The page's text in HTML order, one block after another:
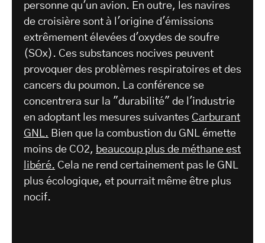
personne qu'un avion. En outre, les navires
de croisière sont à l'origine d'émissions
extrêmement élevées d'oxydes de soufre
(SOx). Ces substances nocives peuvent
provoquer des problèmes respiratoires et des
cancers du poumon. La conférence se
concentrera sur la "durabilité" de l'industrie
en adoptant les mesures suivantes Carburant
GNL. Bien que la combustion du GNL émette
moins de CO2, beaucoup plus de méthane est
libéré. Cela ne rend certainement pas le GNL
plus écologique, et pourrait même être plus
nocif.